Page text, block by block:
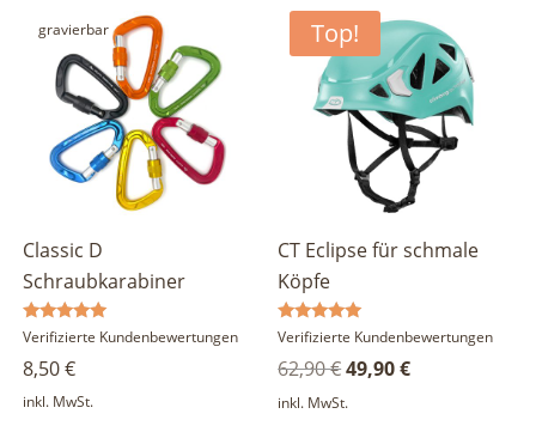
gravierbar
Classic D
Schraubkarabiner
Bewertet
5.00
von 5
Verifizierte Kundenbewertungen
8,50€
inkl. MwSt.
Top!
CT Eclipse für schmale
Köpfe
Bewertet
5.00
von 5
Verifizierte Kundenbewertungen
62,90€Ursprünglicher
49,90€Aktueller
inkl. MwSt.